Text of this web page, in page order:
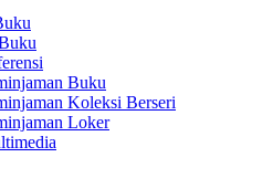
Buku
Koleksi Berseri
Loker